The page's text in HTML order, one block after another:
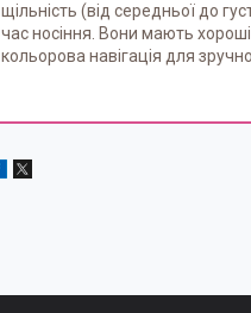
щільність (від середньої до
час носіння. Вони мають
кольорова навігація для